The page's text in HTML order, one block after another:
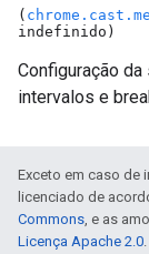
(
indefinido)
Configuração
intervalos e
Exceto em caso de
licenciado de
Commons, e as
Licença Apache 2.0